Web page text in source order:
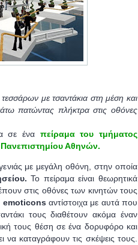
με τσαντάκια στη μέση και
πατώντας πλήκτρα στις οθόνες
σε ένα πείραμα του τμήματος
Αθηνών.
με μεγάλη οθόνη, στην οποία
Το πείραμα είναι θεωρητικά
στις οθόνες των κινητών τους
emoticonsαντίστοιχα με αυτά που
τους διαθέτουν ακόμα έναν
τους θέση σε ένα δορυφόρο και
να καταγράφουν τις σκέψεις τους.